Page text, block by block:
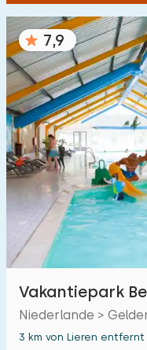
2 5
Zum Wald(max. km):
1 2 5
Zum Wasser
1 2 5
Zu öffentlichen
0,2
Unterkunft
7,9
Vakantiepark
Niederlande >
3 km von Lieren entfernt